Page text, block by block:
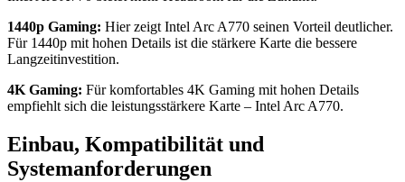
1440p Gaming: Hier zeigt Intel Arc A770 seinen Vorteil deutlicher.
Für 1440p mit hohen Details ist die stärkere Karte die bessere
Langzeitinvestition.
4K Gaming: Für komfortables 4K Gaming mit hohen Details
empfiehlt sich die leistungsstärkere Karte – Intel Arc A770.
Einbau, Kompatibilität und
Systemanforderungen